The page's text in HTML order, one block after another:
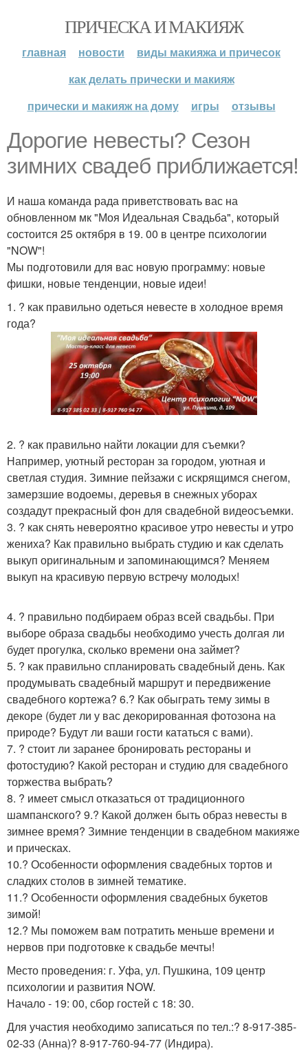
ПРИЧЕСКА И МАКИЯЖ
главная новости
виды макияжа и причесок
как делать прически и макияж
прически и макияж на дому
игры отзывы
Дорогие невесты? Сезон
зимних свадеб приближается!
И наша команда рада приветствовать вас на
обновленном мк "Моя Идеальная Свадьба", который
состоится 25 октября в 19. 00 в центре психологии
"NOW"!
Мы подготовили для вас новую программу: новые
фишки, новые тенденции, новые идеи!
1. ? как правильно одеться невесте в холодное время
года?
2. ? как правильно найти локации для съемки?
Например, уютный ресторан за городом, уютная и
светлая студия. Зимние пейзажи с искрящимся снегом,
замерзшие водоемы, деревья в снежных уборах
создадут прекрасный фон для свадебной видеосъемки.
3. ? как снять невероятно красивое утро невесты и утро
жениха? Как правильно выбрать студию и как сделать
выкуп оригинальным и запоминающимся? Меняем
выкуп на красивую первую встречу молодых!
4. ? правильно подбираем образ всей свадьбы. При
выборе образа свадьбы необходимо учесть долгая ли
будет прогулка, сколько времени она займет?
5. ? как правильно спланировать свадебный день. Как
продумывать свадебный маршрут и передвижение
свадебного кортежа? 6.? Как обыграть тему зимы в
декоре (будет ли у вас декорированная фотозона на
природе? Будут ли ваши гости кататься с вами).
7. ? стоит ли заранее бронировать рестораны и
фотостудию? Какой ресторан и студию для свадебного
торжества выбрать?
8. ? имеет смысл отказаться от традиционного
шампанского? 9.? Какой должен быть образ невесты в
зимнее время? Зимние тенденции в свадебном макияже
и прическах.
10.? Особенности оформления свадебных тортов и
сладких столов в зимней тематике.
11.? Особенности оформления свадебных букетов
зимой!
12.? Мы поможем вам потратить меньше времени и
нервов при подготовке к свадьбе мечты!
Место проведения: г. Уфа, ул. Пушкина, 109 центр
психологии и развития NOW.
Начало - 19: 00, сбор гостей с 18: 30.
Для участия необходимо записаться по тел.:? 8-917-385-
02-33 (Анна)? 8-917-760-94-77 (Индира).